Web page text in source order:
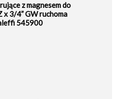
z magnesem do
x 3/4” GW ruchoma
545900